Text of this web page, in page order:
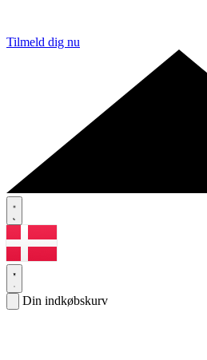
Tilmeld dig nu
Din indkøbskurv